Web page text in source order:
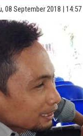
08 September 2018 | 14:57